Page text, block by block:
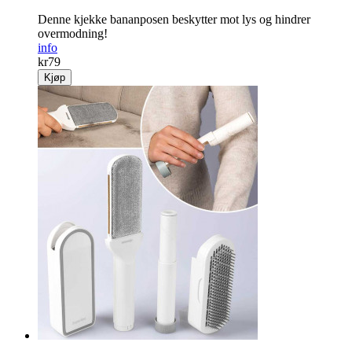
Denne kjekke bananposen beskytter mot lys og hindrer
overmodning!
info
kr79
Kjøp